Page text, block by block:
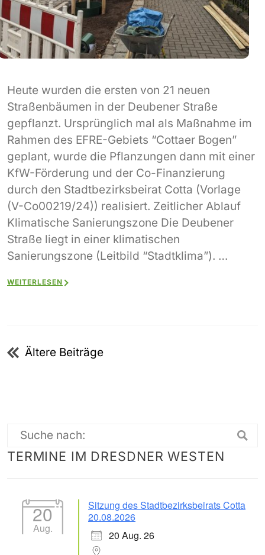
Heute wurden die ersten von 21 neuen
Straßenbäumen in der Deubener Straße
gepflanzt. Ursprünglich mal als Maßnahme im
Rahmen des EFRE-Gebiets “Cottaer Bogen”
geplant, wurde die Pflanzungen dann mit einer
KfW-Förderung und der Co-Finanzierung
durch den Stadtbezirksbeirat Cotta (Vorlage
(V-Co00219/24)) realisiert. Zeitlicher Ablauf
Klimatische Sanierungszone Die Deubener
Straße liegt in einer klimatischen
Sanierungszone (Leitbild “Stadtklima”). …
WEITERLESEN
Ältere Beiträge
Suche
nach:
TERMINE IM DRESDNER WESTEN
20
Aug.
Sitzung des Stadtbezirksbeirats Cotta
20.08.2026
20 Aug. 26